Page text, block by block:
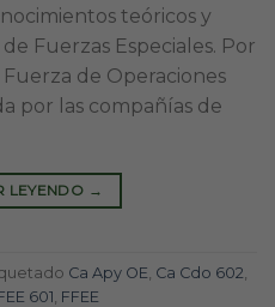
teóricos y
Fuerzas Especiales. Por
de Operaciones
por las compañías de
LEYENDO →
Ca Apy OE Ca Cdo 602
601 FFEE